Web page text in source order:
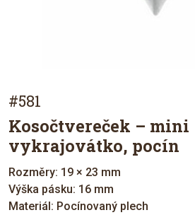
#581
Kosočtvereček – mini
vykrajovátko, pocín
Rozměry: 19 × 23 mm
Výška pásku: 16 mm
Materiál: Pocínovaný plech